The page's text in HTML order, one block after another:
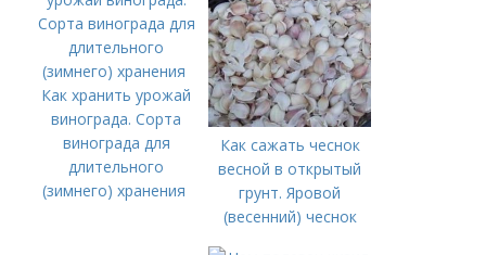
Как хранить урожай
винограда. Сорта
винограда для
длительного
(зимнего) хранения
Как сажать чеснок
весной в открытый
грунт. Яровой
(весенний) чеснок